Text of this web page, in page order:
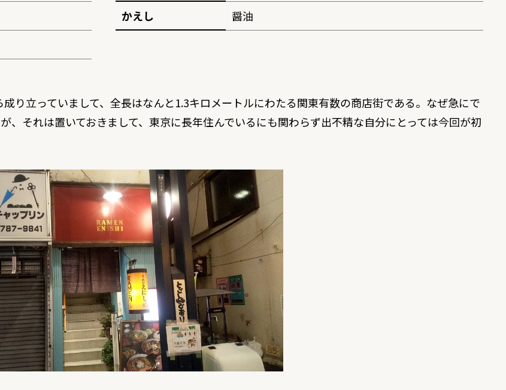
かえし
醤油
り立っていまして、全長はなんと1.3キロメートルにわたる関東有数の商店街である。なぜ急にで
、それは置いておきまして、東京に長年住んでいるにも関わらず出不精な自分にとっては今回が初